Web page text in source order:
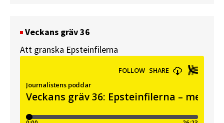
Veckans gräv 36
Att granska Epsteinfilerna